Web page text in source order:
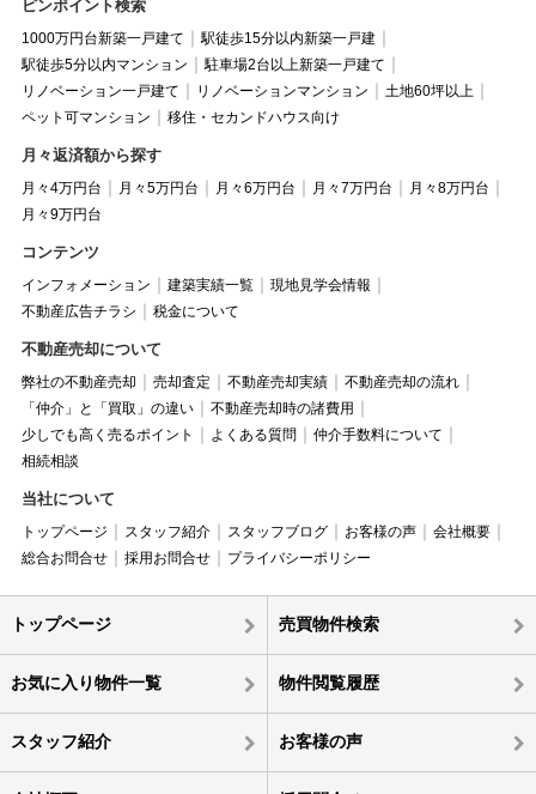
ピンポイント検索
1000万円台新築一戸建て
駅徒歩15分以内新築一戸建
駅徒歩5分以内マンション
駐車場2台以上新築一戸建て
リノベーション一戸建て
リノベーションマンション
土地60坪以上
ペット可マンション
移住・セカンドハウス向け
月々返済額から探す
月々4万円台 月々5万円台 月々6万円台 月々7万円台
月々8万円台
月々9万円台
コンテンツ
インフォメーション 建築実績一覧
現地見学会情報
不動産広告チラシ
税金について
不動産売却について
弊社の不動産売却 売却査定 不動産売却実績
不動産売却の流れ
「仲介」と「買取」の違い
不動産売却時の諸費用
少しでも高く売るポイント
よくある質問
仲介手数料について
相続相談
当社について
トップページ スタッフ紹介 スタッフブログ お客様の声
会社概要
総合お問合せ
採用お問合せ プライバシーポリシー
トップページ 売買物件検索
お気に入り物件一覧 物件閲覧履歴
スタッフ紹介 お客様の声